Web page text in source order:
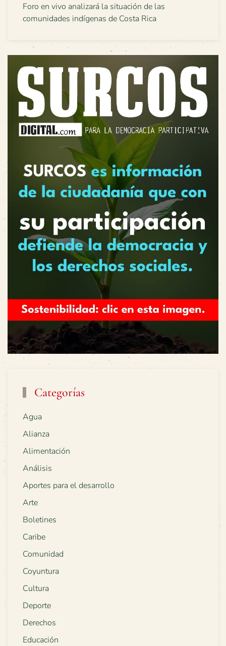
Foro en vivo analizará la situación de las
comunidades indígenas de Costa Rica
Categorías
Agua
Alianza
Alimentación
Análisis
Aportes para el desarrollo
Arte
Boletines
Caribe
Comunidad
Coyuntura
Cultura
Deporte
Derechos
Educación